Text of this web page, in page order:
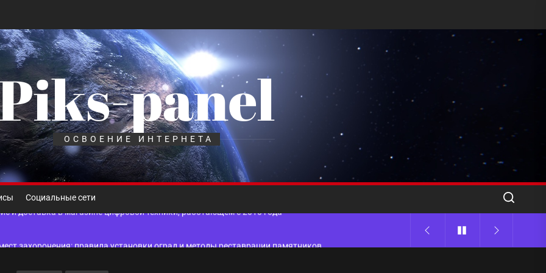
panel
ОСВОЕНИЕ ИНТЕРНЕТА
Социальные сети
принципы работы, риски и способы хранения криптовалют
для ногтевого сервиса, наращивания ресниц и депиляции
оптимизации для коммерческих веб-ресурсов
и доставка в магазине цифровой техники, работающем с 2010 года